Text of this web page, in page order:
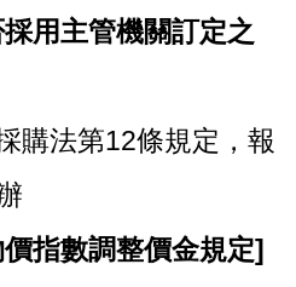
用主管機關訂定之
購法第12條規定，報
指數調整價金規定]